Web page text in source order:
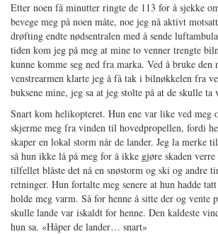
Etter noen få minutter ringte de 113 for å sjekke
bevege meg på noen måte, noe jeg nå aktivt
drøfting endte nødsentralen med å sende
tiden kom jeg på meg at mine to venner trengte
kunne komme seg ned fra marka. Ved å bruke den
venstrearmen klarte jeg å få tak i bilnøkkelen fra
buksene mine, jeg sa at jeg stolte på at de skulle ta
Snart kom helikopteret. Hun ene var like ved meg
skjerme meg fra vinden til hovedpropellen, fordi
skaper en lokal storm når de lander. Jeg la merke
så hun ikke lå på meg for å ikke gjøre skaden
tilfellet blåste det nå en snøstorm og ski og andre
retninger. Hun fortalte meg senere at hun hadde
holde meg varm. Så for henne å sitte der og vente
skulle lande var iskaldt for henne. Den kaldeste
hun sa. «Håper de lander… snart»